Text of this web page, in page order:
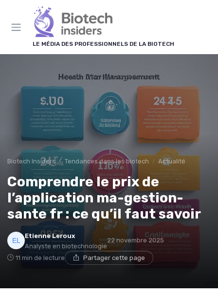
LE MÉDIA DES PROFESSIONNELS DE LA BIOTECH
Biotech Insiders Tendances dans les biotech Actualité
Comprendre le prix de
l’application ma-gestion-
sante fr : ce qu’il faut savoir
Etienne Leroux
Analyste en biotechnologie
22 novembre 2025
11 min de lecture Partager cette page
Panneau de gestion des cookies